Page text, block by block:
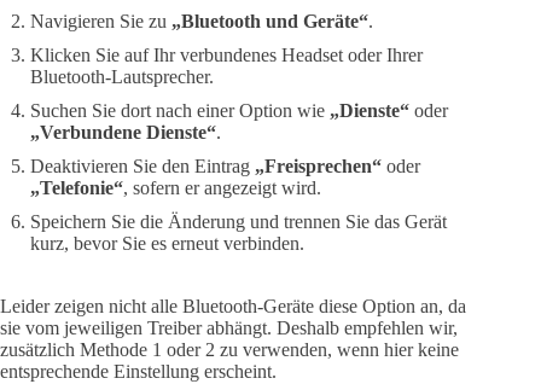
Navigieren Sie zu „Bluetooth und Geräte“.
Klicken Sie auf Ihr verbundenes Headset oder Ihrer
Bluetooth-Lautsprecher.
Suchen Sie dort nach einer Option wie „Dienste“ oder
„Verbundene Dienste“.
Deaktivieren Sie den Eintrag „Freisprechen“ oder
„Telefonie“, sofern er angezeigt wird.
Speichern Sie die Änderung und trennen Sie das Gerät
kurz, bevor Sie es erneut verbinden.
Leider zeigen nicht alle Bluetooth-Geräte diese Option an, da
sie vom jeweiligen Treiber abhängt. Deshalb empfehlen wir,
zusätzlich Methode 1 oder 2 zu verwenden, wenn hier keine
entsprechende Einstellung erscheint.